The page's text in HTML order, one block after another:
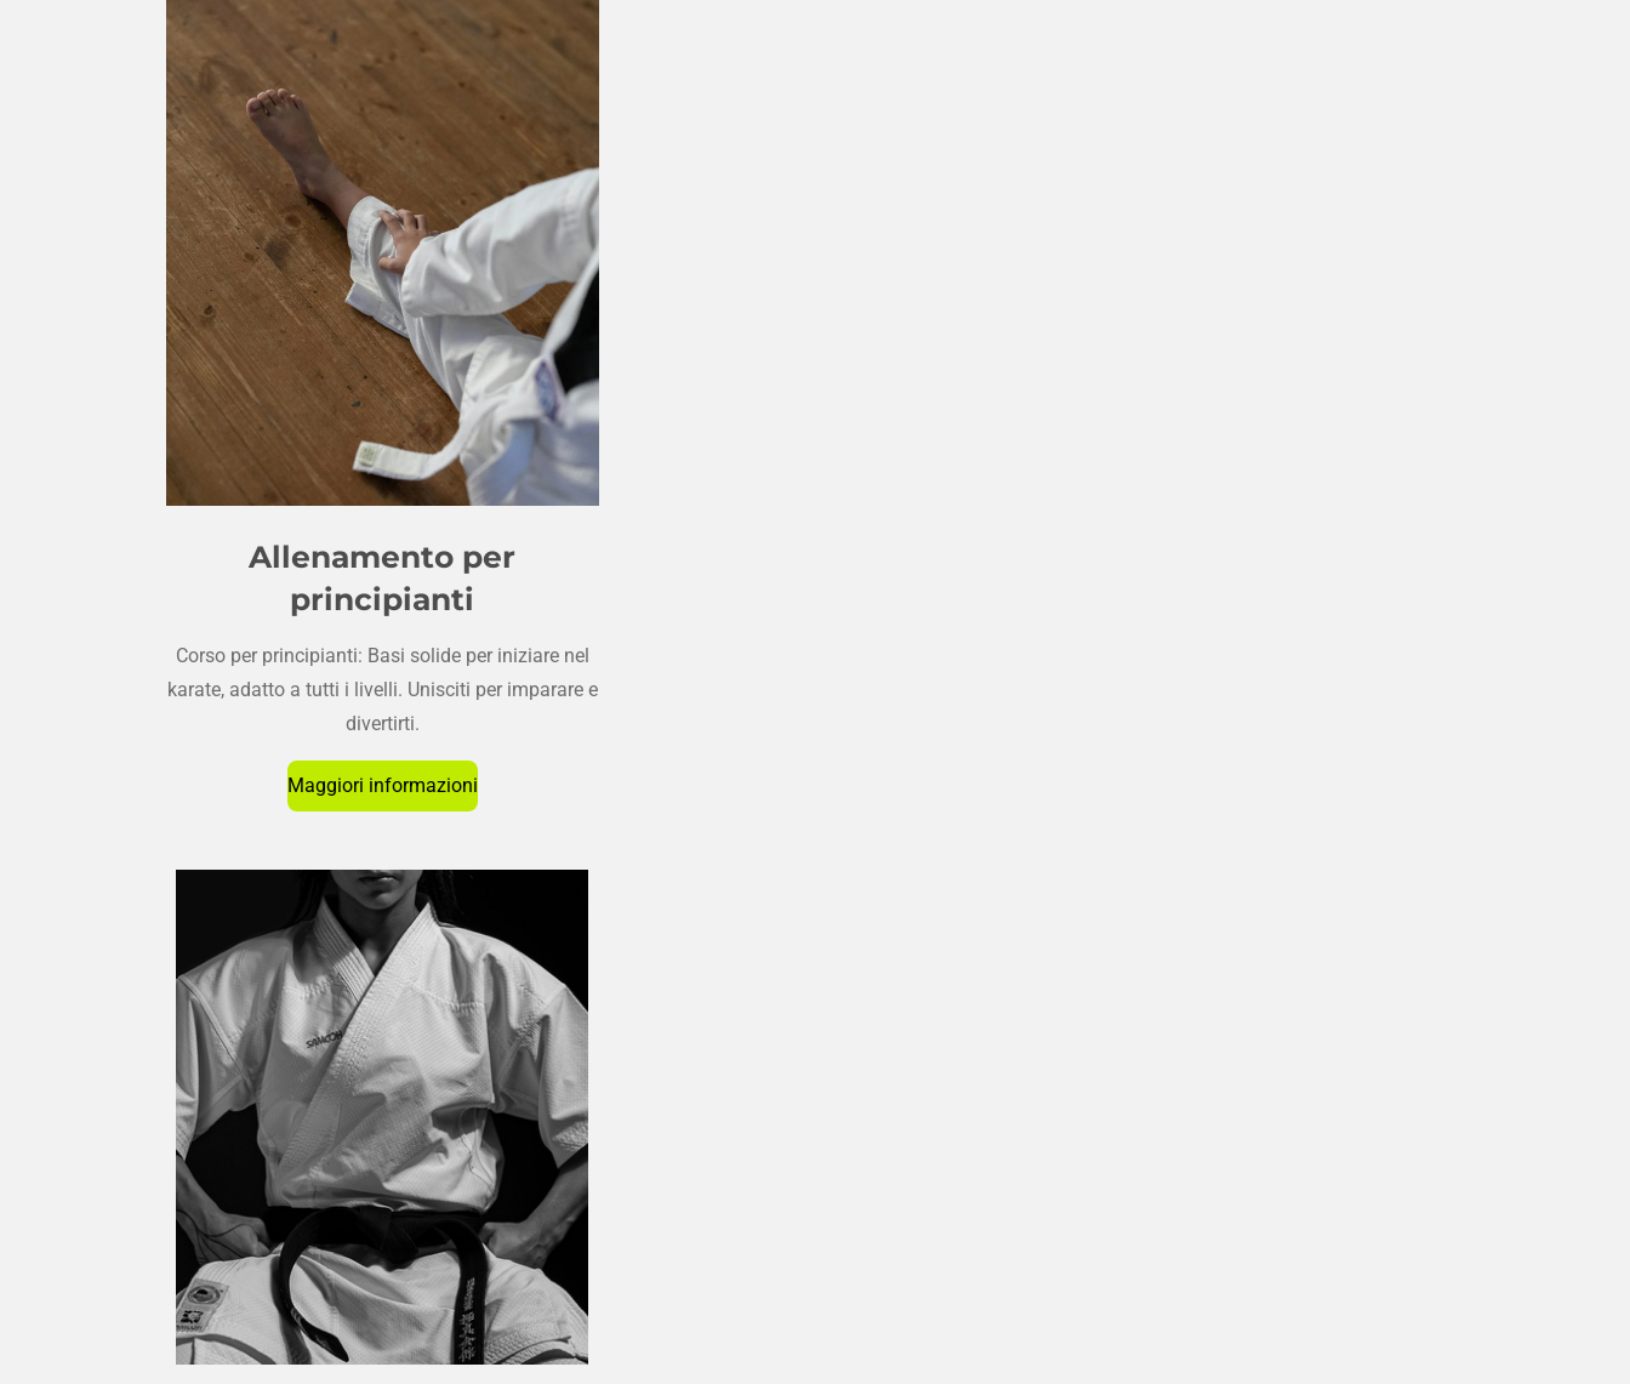
Allenamento per
principianti
Corso per principianti: Basi solide per iniziare nel
karate, adatto a tutti i livelli. Unisciti per imparare e
divertirti.
Maggiori informazioni